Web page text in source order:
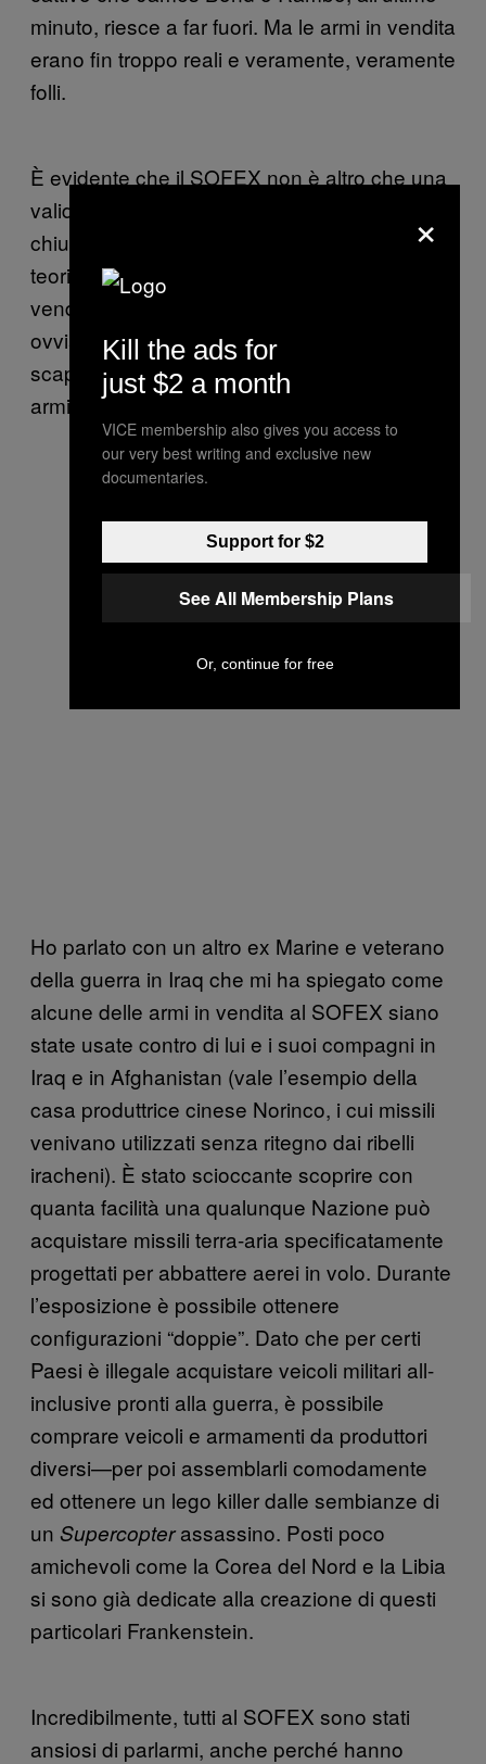
minuto, riesce a far fuori. Ma le armi in vendita
erano fin troppo reali e veramente, veramente
folli.
È evidente che il SOFEX non è altro che una
valida scusa per vendere armi americane a
chiunque sia in grado di permettersele. In
teoria, alle compagnie americane è proibito
vendere armi ai regimi violenti. Ma
ovviamente, come sempre, esiste una
scappatoia. Al SOFEX, è possibile vendere
armi anche ai “Paesi amici della Giordania”.
Ho parlato con un altro ex Marine e veterano
della guerra in Iraq che mi ha spiegato come
alcune delle armi in vendita al SOFEX siano
state usate contro di lui e i suoi compagni in
Iraq e in Afghanistan (vale l’esempio della
casa produttrice cinese Norinco, i cui missili
venivano utilizzati senza ritegno dai ribelli
iracheni). È stato scioccante scoprire con
quanta facilità una qualunque Nazione può
acquistare missili terra-aria specificatamente
progettati per abbattere aerei in volo. Durante
l’esposizione è possibile ottenere
configurazioni “doppie”. Dato che per certi
Paesi è illegale acquistare veicoli militari all-
inclusive pronti alla guerra, è possibile
comprare veicoli e armamenti da produttori
diversi—per poi assemblarli comodamente
ed ottenere un lego killer dalle sembianze di
un Supercopterassassino. Posti poco
amichevoli come la Corea del Nord e la Libia
si sono già dedicate alla creazione di questi
particolari Frankenstein.
Incredibilmente, tutti al SOFEX sono stati
ansiosi di parlarmi, anche perché hanno
×
Kill the ads for
just $2 a month
VICE membership also gives you access to
our very best writing and exclusive new
documentaries.
Support for $2
See All Membership Plans
Or, continue for free